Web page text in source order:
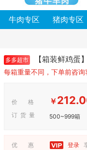
牛肉专区 猪肉专区
多多超市 【箱装鲜鸡蛋
每箱重量不同，下单前咨
价 格
订 货 量
￥
500~999箱
优 惠 登录